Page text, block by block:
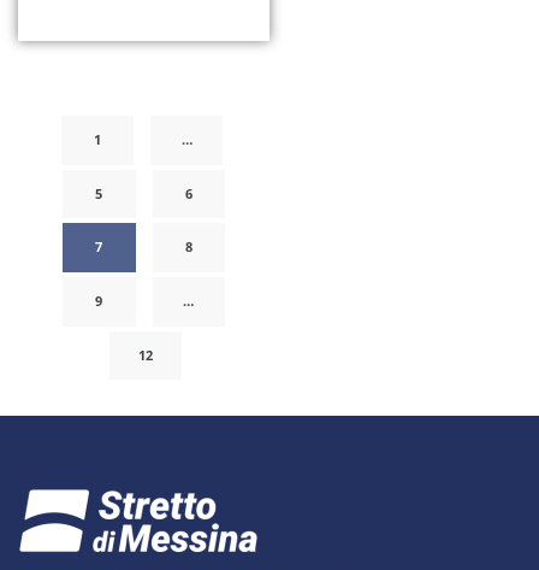
1 …
5 6
7 8
9 …
12